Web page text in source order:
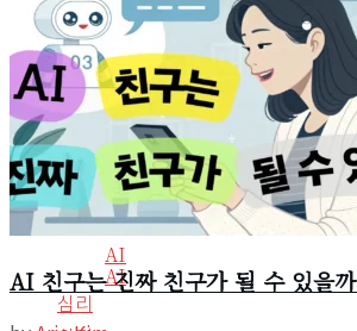
생산성
자기계발
비즈니스
IT
AI
역사
생산성
자기계발
비즈니스
IT
AI
심리
AI 친구는 진짜 친구가 될 수 있을